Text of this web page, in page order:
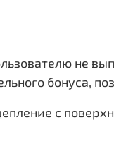
не
бонуса,
с